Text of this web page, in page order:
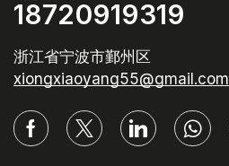
18720919319
浙江省宁波市鄞州区
xiongxiaoyang55@gmail.com